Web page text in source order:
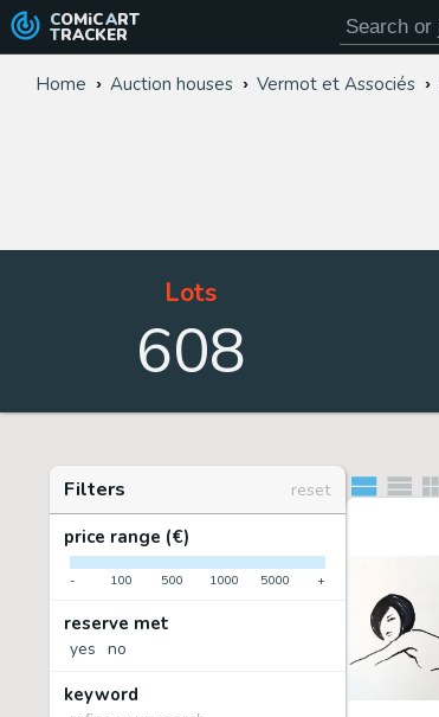
COMiC ART
TRACKER
Home Auction houses Vermot et Associés
Lots
608
Filters
reset
price range (€)
- 100 500 1000 5000 +
reserve met
yes no
keyword